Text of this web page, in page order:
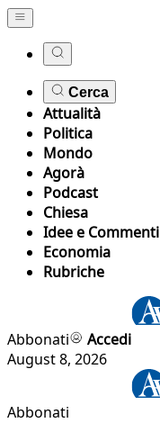
Cerca
Attualità
Politica
Mondo
Agorà
Podcast
Chiesa
Idee e Commenti
Economia
Rubriche
Abbonati
Accedi
August 8, 2026
Abbonati